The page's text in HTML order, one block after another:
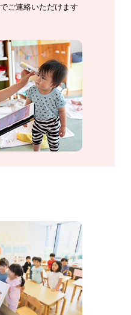
ご連絡いただけます